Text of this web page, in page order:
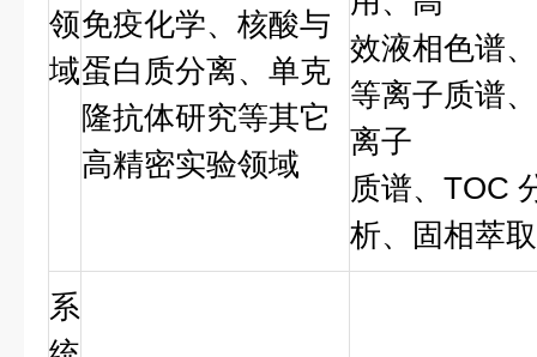
领
域
免疫化学、核酸与
蛋白质分离、单克
隆抗体研究等其它
高精密实验领域
效液相色谱、
等离子质谱、
离子
质谱、TOC
析、固相萃取
系